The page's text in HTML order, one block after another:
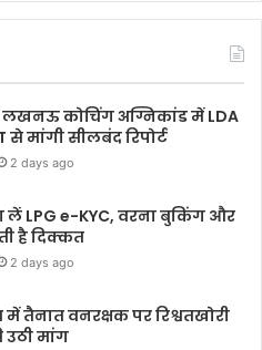
लखनऊ कोचिंग अग्निकांड में LDA
से मांगी सीलबंद रिपोर्ट
2 days ago
लें LPG e-KYC, वरना बुकिंग और
है दिक्कत
2 days ago
तैनात वनरक्षक पर रिश्वतखोरी
मांग